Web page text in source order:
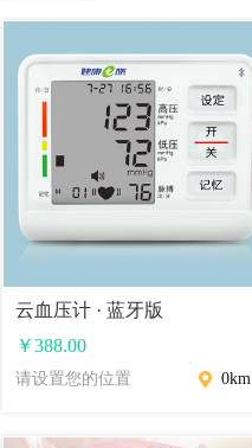
云血压计 · 蓝牙版
￥388.00
请设置您的位置 0km